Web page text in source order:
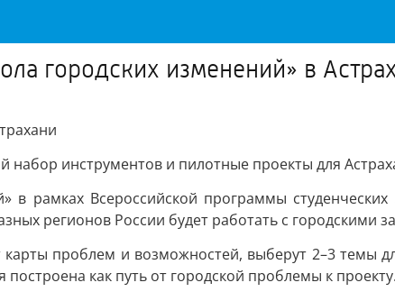
городских изменений» в
набор инструментов и пилотные проекты для
в рамках Всероссийской программы
регионов России будет работать с городскими
проблем и возможностей, выберут 2–3 темы
как путь от городской проблемы к проекту.